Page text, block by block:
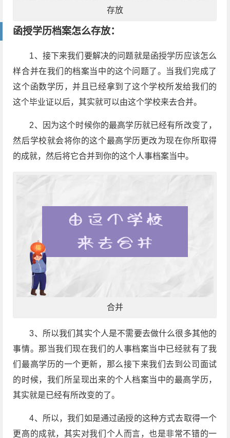
存放
函授学历档案怎么存放：
1、接下来我们要解决的问题就是函授学历应该怎么
样合并在我们的档案当中的这个问题了。当我们完成了
这个函数学历，并且已经拿到了这个学校所发给我们的
这个毕业证以后，其实就可以由这个学校来去合并。
2、因为这个时候你的最高学历就已经有所改变了，
然后学校就会将你的这个最高学历更改为现在你所取得
的成就，然后将它合并到你的这个人事档案当中。
合并
3、所以我们其实个人是不需要去做什么很多其他的
事情。那当我们现在我们的人事档案当中已经就有了我
们最高学历的一个更新，那么接下来我们去到公司面试
的时候，我们所呈现出来的个人档案当中的最高学历，
其实就是已经有所改变的了。
4、所以，我们如是通过函授的这种方式去取得一个
更高的成就，其实对我们个人而言，也是非常不错的一